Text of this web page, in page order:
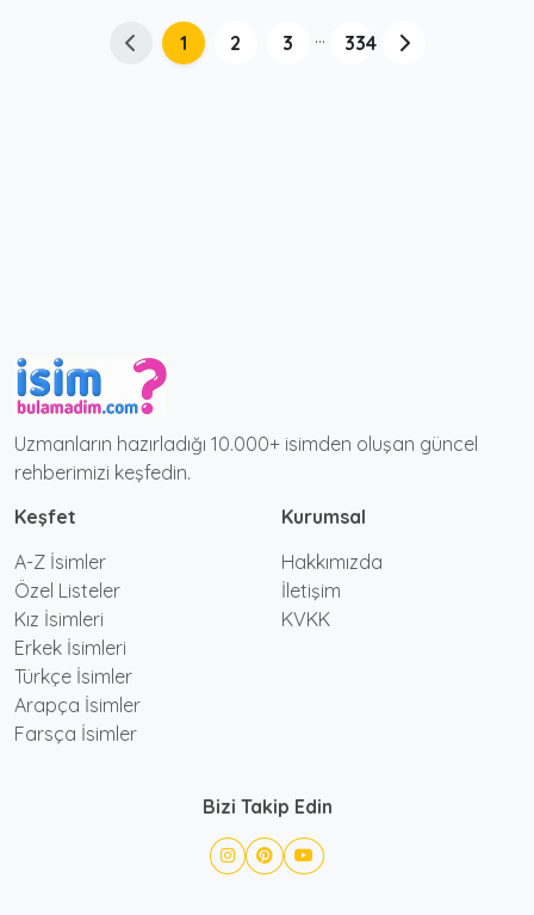
1 2 3 ... 334
Uzmanların hazırladığı 10.000+ isimden oluşan güncel
rehberimizi keşfedin.
Keşfet
A-Z İsimler
Özel Listeler
Kız İsimleri
Erkek İsimleri
Türkçe İsimler
Arapça İsimler
Farsça İsimler
Kurumsal
Hakkımızda
İletişim
KVKK
Bizi Takip Edin